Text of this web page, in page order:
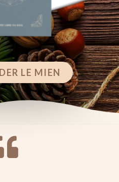
LE MIEN